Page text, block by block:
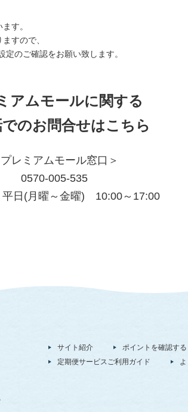
す。
すので、
のご確認をお願い致します。
アムモールに関する
のお問合せはこちら
プレミアムモール窓口＞
0570-005-535
平日(月曜～金曜) 10:00～17:00
サイト紹介 ポイントを確認する
定期便サービスご利用ガイド